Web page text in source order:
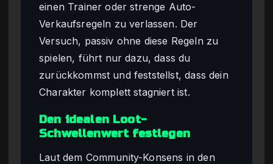
einen Trainer oder strenge Auto-
Verkaufsregeln zu verlassen. Der
Versuch, passiv ohne diese Regeln zu
spielen, führt nur dazu, dass du
zurückkommst und feststellst, dass dein
Charakter komplett stagniert ist.
Den idealen Loot-
Schwellenwert festlegen
Laut dem Community-Konsens in den